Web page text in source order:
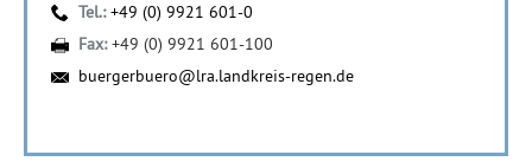
Tel.:+49 (0) 9921 601-0
Fax:+49 (0) 9921 601-100
buergerbuero@lra.landkreis-regen.de